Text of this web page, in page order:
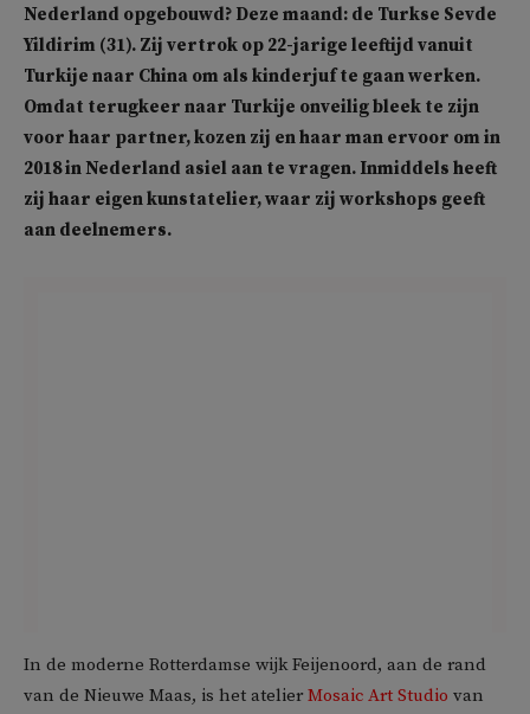
Nederland opgebouwd? Deze maand: de Turkse Sevde
Yildirim (31). Zij vertrok op 22-jarige leeftijd vanuit
Turkije naar China om als kinderjuf te gaan werken.
Omdat terugkeer naar Turkije onveilig bleek te zijn
voor haar partner, kozen zij en haar man ervoor om in
2018 in Nederland asiel aan te vragen. Inmiddels heeft
zij haar eigen kunstatelier, waar zij workshops geeft
aan deelnemers.
In de moderne Rotterdamse wijk Feijenoord, aan de rand
van de Nieuwe Maas, is het atelier Mosaic Art Studio van